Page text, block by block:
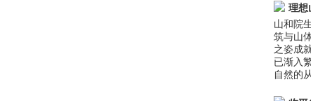
理想
山和院
筑与山
之姿成
已渐入
自然的